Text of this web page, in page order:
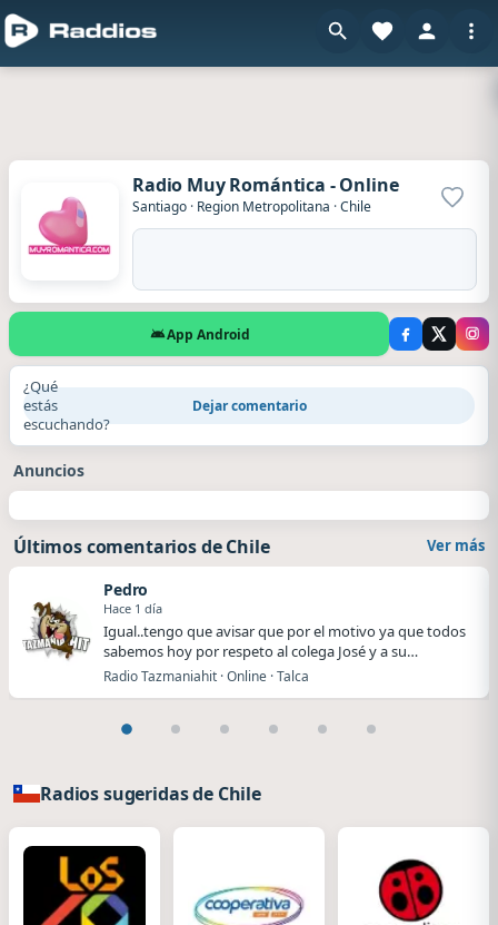
Radio Muy Romántica - Online
Santiago · Region Metropolitana ·Chile
App Android
¿Qué
estás
escuchando?
Dejar comentario
Anuncios
Últimos comentarios de Chile Ver más
Pedro
Hace 1 día
Igual..tengo que avisar que por el motivo ya que todos
sabemos hoy por respeto al colega José y a su…
Radio Tazmaniahit · Online · Talca
Radios sugeridas de Chile